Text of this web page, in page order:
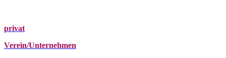
privat
Verein/Unternehmen